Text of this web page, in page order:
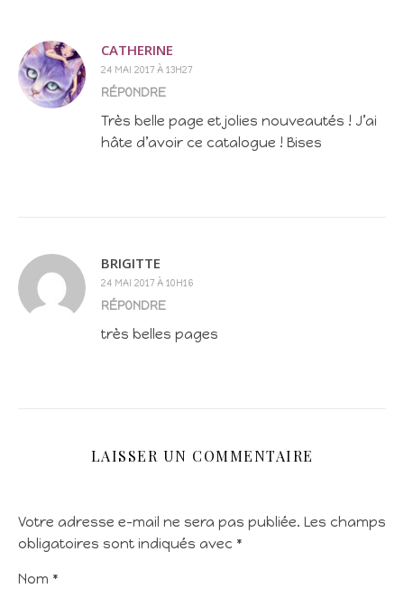
CATHERINE
24 MAI 2017 À 13H27
RÉPONDRE
Très belle page et jolies nouveautés ! J’ai
hâte d’avoir ce catalogue ! Bises
BRIGITTE
24 MAI 2017 À 10H16
RÉPONDRE
très belles pages
LAISSER UN COMMENTAIRE
Votre adresse e-mail ne sera pas publiée. Les champs
obligatoires sont indiqués avec *
Nom *